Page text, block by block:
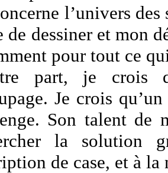
l’univers
de dessiner et mon
pour tout ce
part, je crois
Je crois
Son talent de
la solution
de case, et à